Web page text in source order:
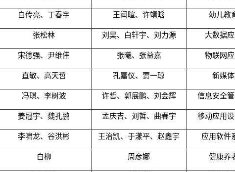
白传亮、丁春宇 王闻暄、许靖晗 幼儿教
张松林 刘昊、白轩宇、刘力源 大数据
宋德强、尹维伟 张曦、张益嘉 物联网
直敏、高天哲 孔嘉仪、贾一琼 新媒
冯琪、李树波 许哲、郭展鹏、刘金辉 信息安全
姜冠宇、魏孔鹏 孟庆吉、刘哲、曲春宇 移动应用
李啸龙、谷洪彬 王治凯、于漾平、赵鑫宇 应用软件
白柳 周彦娜 健康养